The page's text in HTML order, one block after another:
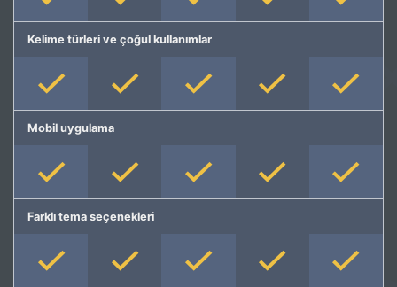
Kelime türleri ve çoğul kullanımlar
Mobil uygulama
Farklı tema seçenekleri